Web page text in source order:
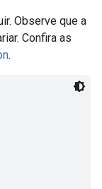
Observe que a
Confira as
.